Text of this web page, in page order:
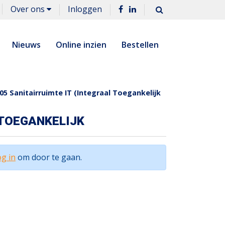
Over ons Inloggen
Nieuws Online inzien Bestellen
Sanitairruimte IT (Integraal Toegankelijk
in om door te gaan.